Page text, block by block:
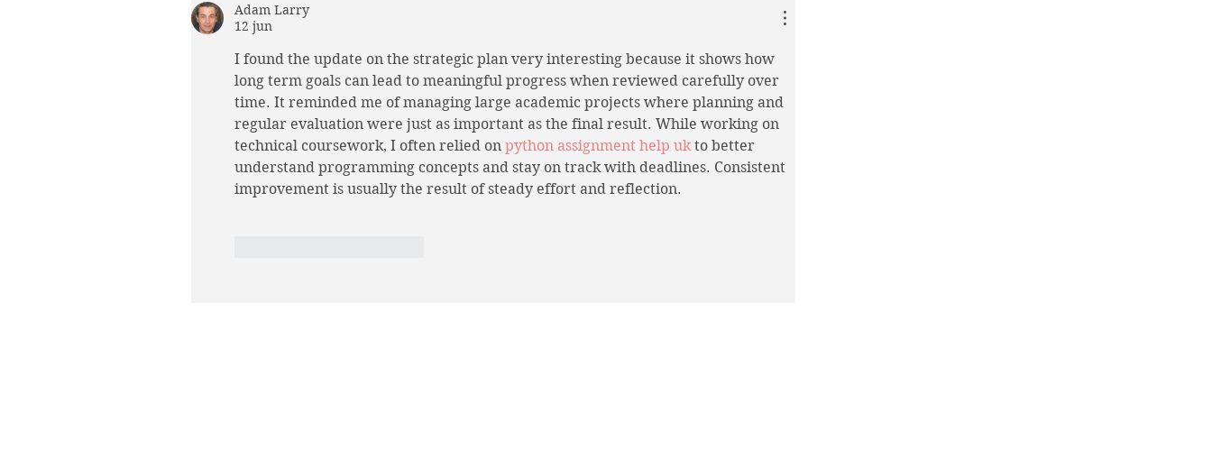
Adam Larry
12 jun
I found the update on the strategic plan very interesting because it shows how
long term goals can lead to meaningful progress when reviewed carefully over
time. It reminded me of managing large academic projects where planning and
regular evaluation were just as important as the final result. While working on
technical coursework, I often relied on python assignment help uk to better
understand programming concepts and stay on track with deadlines. Consistent
improvement is usually the result of steady effort and reflection.